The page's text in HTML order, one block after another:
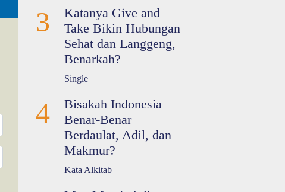
3
Katanya Give and
Take Bikin Hubungan
Sehat dan Langgeng,
Benarkah?
Single
4
Bisakah Indonesia
Benar-Benar
Berdaulat, Adil, dan
Makmur?
Kata Alkitab